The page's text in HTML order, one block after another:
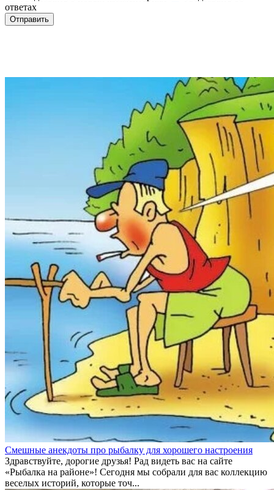
ответах
Отправить
Смешные анекдоты про рыбалку для хорошего настроения
Здравствуйте, дорогие друзья! Рад видеть вас на сайте
«Рыбалка на районе»! Сегодня мы собрали для вас коллекцию
веселых историй, которые точ...